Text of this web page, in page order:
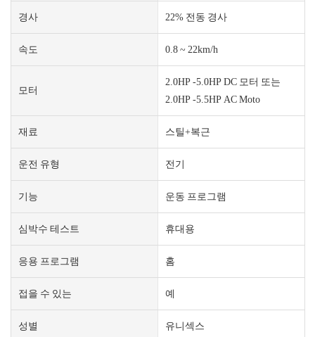
경사 22% 전동 경사
속도 0.8 ~ 22km/h
모터
2.0HP -5.0HP DC 모터 또는
2.0HP -5.5HP AC Moto
재료 스틸+복근
운전 유형 전기
기능 운동 프로그램
심박수 테스트 휴대용
응용 프로그램 홈
접을 수 있는 예
성별 유니섹스